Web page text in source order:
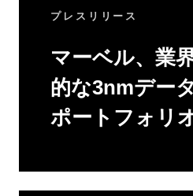
プレスリリース
マーベル、業
的な3nmデー
ポートフォリ